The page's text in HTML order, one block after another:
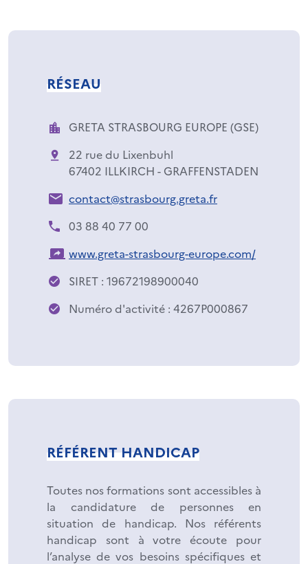
RÉSEAU
GRETA STRASBOURG EUROPE (GSE)
22 rue du Lixenbuhl
67402 ILLKIRCH - GRAFFENSTADEN
contact@strasbourg.greta.fr
03 88 40 77 00
www.greta-strasbourg-europe.com/
SIRET : 19672198900040
Numéro d'activité : 4267P000867
RÉFÉRENT HANDICAP
Toutes nos formations sont accessibles à
la candidature de personnes en
situation de handicap. Nos référents
handicap sont à votre écoute pour
l’analyse de vos besoins spécifiques et